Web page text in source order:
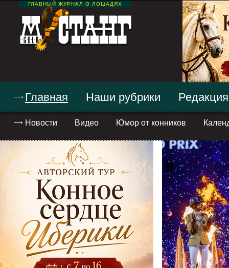
ГЛАВНЫЙ ЖУРНАЛ О ЛОШАДЯХ
Главная
Новости Видео Юмор от конников
Наши рубрики Редакция